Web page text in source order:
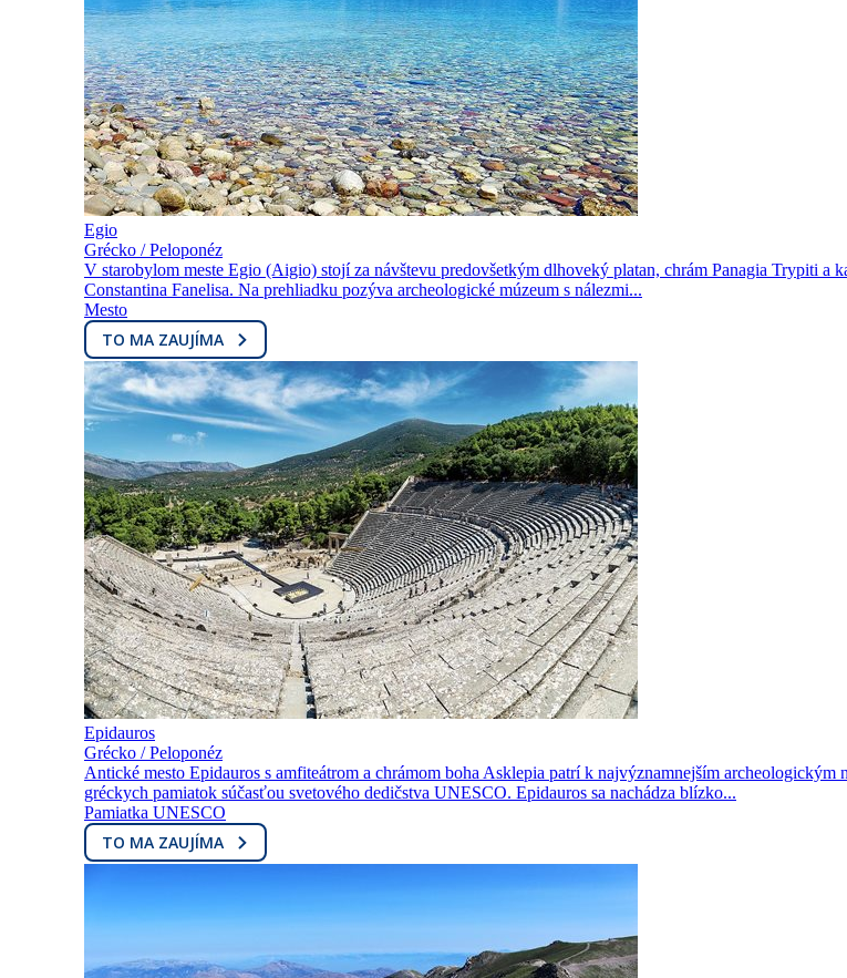
Egio
Grécko / Peloponéz
V starobylom meste Egio (Aigio) stojí za návštevu predovšetkým dlhoveký platan, chrám Panagia Trypiti a
Constantina Fanelisa. Na prehliadku pozýva archeologické múzeum s nálezmi...
Mesto
TO MA ZAUJÍMA
Epidauros
Grécko / Peloponéz
Antické mesto Epidauros s amfiteátrom a chrámom boha Asklepia patrí k najvýznamnejším
gréckych pamiatok súčasťou svetového dedičstva UNESCO. Epidauros sa nachádza blízko...
Pamiatka UNESCO
TO MA ZAUJÍMA